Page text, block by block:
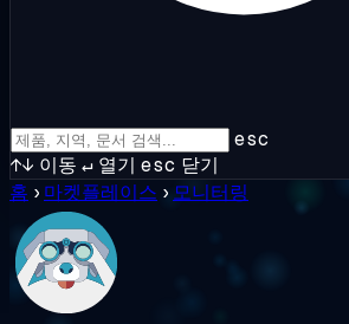
esc
↑↓ 이동 ↵ 열기 esc 닫기
홈 › 마켓플레이스 › 모니터링